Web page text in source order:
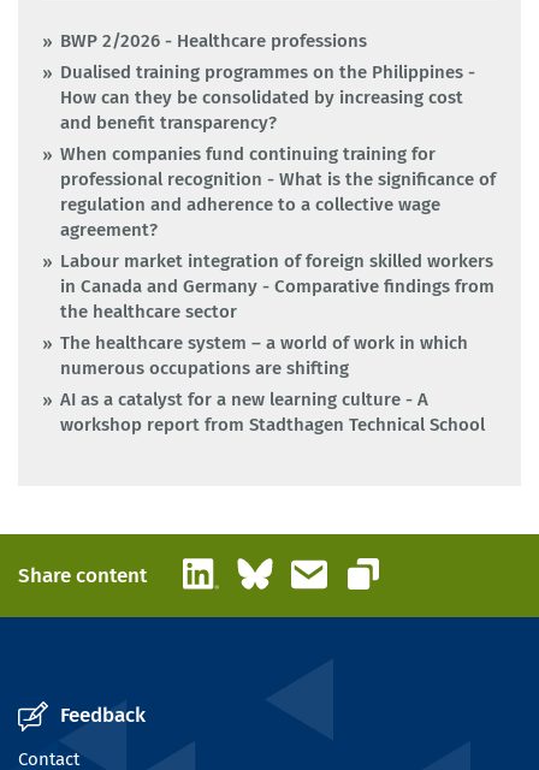
BWP 2/2026 - Healthcare professions
Dualised training programmes on the Philippines -
How can they be consolidated by increasing cost
and benefit transparency?
When companies fund continuing training for
professional recognition - What is the significance of
regulation and adherence to a collective wage
agreement?
Labour market integration of foreign skilled workers
in Canada and Germany - Comparative findings from
the healthcare sector
The healthcare system – a world of work in which
numerous occupations are shifting
AI as a catalyst for a new learning culture - A
workshop report from Stadthagen Technical School
Share content LinkedInBlueskyEmail
Copy link
Feedback
Contact